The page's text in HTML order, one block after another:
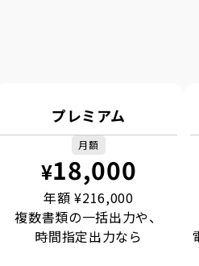
プレミアム
月額
¥18,000
年額 ¥216,000
複数書類の一括出力や、
時間指定出力なら